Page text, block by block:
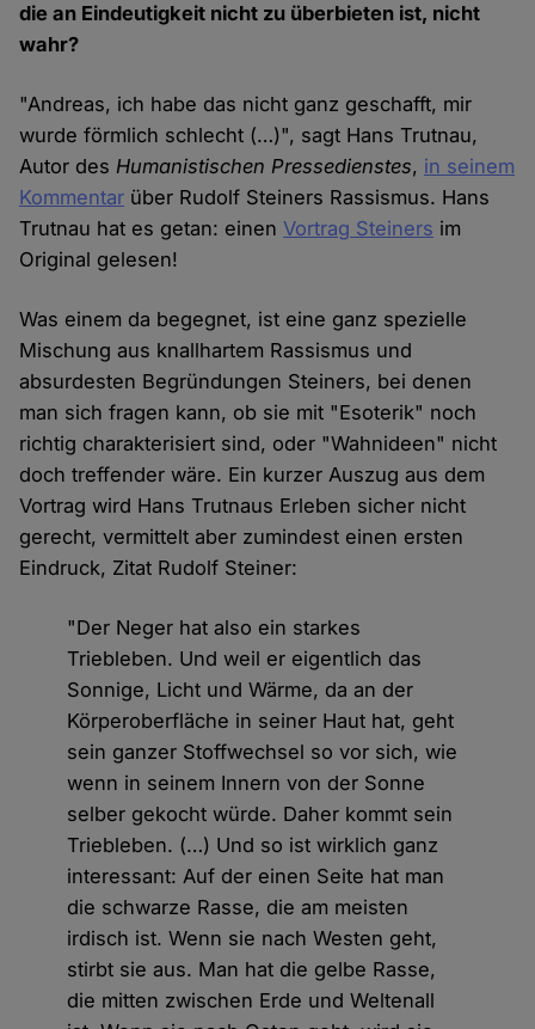
die an Eindeutigkeit nicht zu überbieten ist, nicht
wahr?
"Andreas, ich habe das nicht ganz geschafft, mir
wurde förmlich schlecht (…)", sagt Hans Trutnau,
Autor desHumanistischen Pressedienstes, in seinem
Kommentar über Rudolf Steiners Rassismus. Hans
Trutnau hat es getan: einenVortrag Steiners im
Original gelesen!
Was einem da begegnet, ist eine ganz spezielle
Mischung aus knallhartem Rassismus und
absurdesten Begründungen Steiners, bei denen
man sich fragen kann, ob sie mit "Esoterik" noch
richtig charakterisiert sind, oder "Wahnideen" nicht
doch treffender wäre. Ein kurzer Auszug aus dem
Vortrag wird Hans Trutnaus Erleben sicher nicht
gerecht, vermittelt aber zumindest einen ersten
Eindruck, Zitat Rudolf Steiner:
"Der Neger hat also ein starkes
Triebleben. Und weil er eigentlich das
Sonnige, Licht und Wärme, da an der
Körperoberfläche in seiner Haut hat, geht
sein ganzer Stoffwechsel so vor sich, wie
wenn in seinem Innern von der Sonne
selber gekocht würde. Daher kommt sein
Triebleben. (…) Und so ist wirklich ganz
interessant: Auf der einen Seite hat man
die schwarze Rasse, die am meisten
irdisch ist. Wenn sie nach Westen geht,
stirbt sie aus. Man hat die gelbe Rasse,
die mitten zwischen Erde und Weltenall